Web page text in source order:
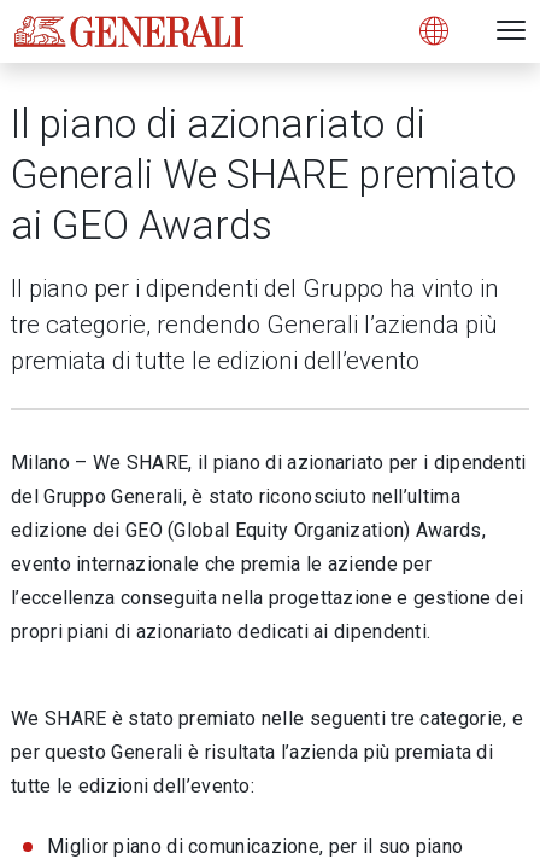
Open
Il piano di azionariato di
Generali We SHARE premiato
ai GEO Awards
Il piano per i dipendenti del Gruppo ha vinto in
tre categorie, rendendo Generali l’azienda più
premiata di tutte le edizioni dell’evento
Milano – We SHARE, il piano di azionariato per i dipendenti
del Gruppo Generali, è stato riconosciuto nell’ultima
edizione dei GEO (Global Equity Organization) Awards,
evento internazionale che premia le aziende per
l’eccellenza conseguita nella progettazione e gestione dei
propri piani di azionariato dedicati ai dipendenti.
We SHARE è stato premiato nelle seguenti tre categorie, e
per questo Generali è risultata l’azienda più premiata di
tutte le edizioni dell’evento:
Miglior piano di comunicazione, per il suo piano